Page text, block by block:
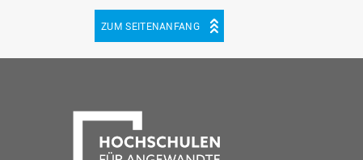
ZUM SEITENANFANG